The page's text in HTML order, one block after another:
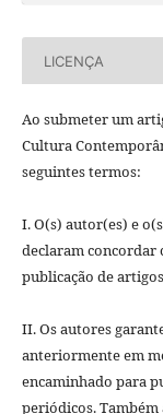
LICENÇA
Ao submeter um
Cultura
seguintes termos:
I. O(s) autor(es) e
declaram concordar
publicação de
II. Os autores
anteriormente em
encaminhado para
periódicos.